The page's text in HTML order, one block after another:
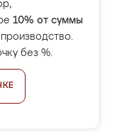
10% от суммы
без %.